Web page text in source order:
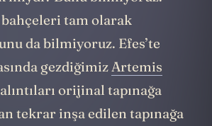
tam olarak
da bilmiyoruz. Efes’te
gezdiğimizArtemis
orijinal tapınağa
tekrar inşa edilen tapınağa